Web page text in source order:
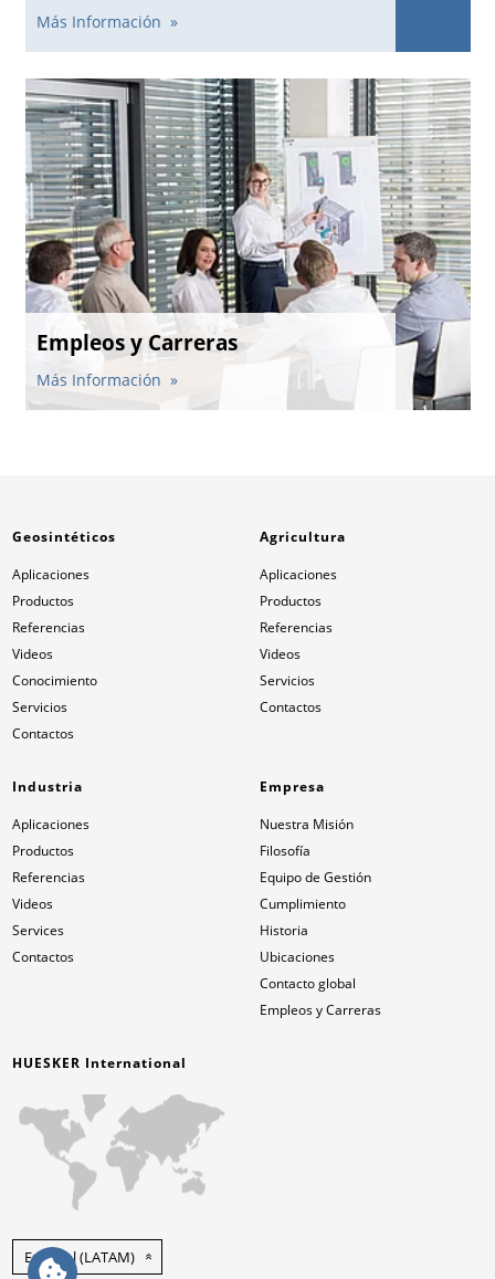
Más Información
Empleos y Carreras
Más Información
HUESKER International
Español (LATAM)
Geosintéticos
Aplicaciones
Productos
Referencias
Videos
Conocimiento
Servicios
Contactos
Agricultura
Aplicaciones
Productos
Referencias
Videos
Servicios
Contactos
Industria
Aplicaciones
Productos
Referencias
Videos
Services
Contactos
Empresa
Nuestra Misión
Filosofía
Equipo de Gestión
Cumplimiento
Historia
Ubicaciones
Contacto global
Empleos y Carreras